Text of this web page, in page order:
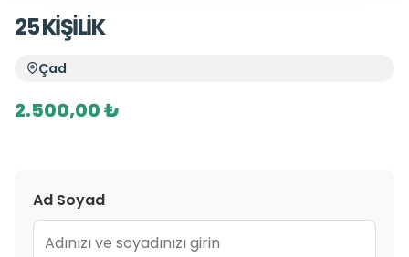
25 KİŞİLİK
Çad
2.500,00 ₺
Ad Soyad